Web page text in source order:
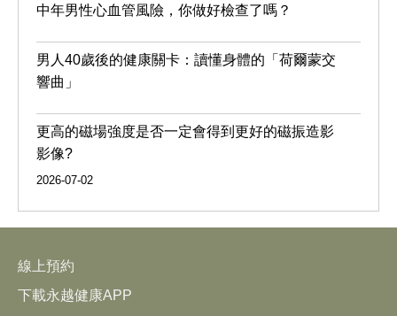
中年男性心血管風險，你做好檢查了嗎？
男人40歲後的健康關卡：讀懂身體的「荷爾蒙交
響曲」
更高的磁場強度是否一定會得到更好的磁振造影
影像?
2026-07-02
線上預約
下載永越健康APP